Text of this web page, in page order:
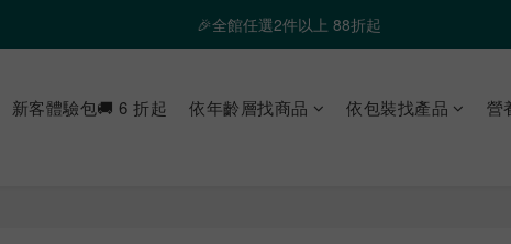
❤️ 霸氣優惠 滿額最高折888 👉去逛逛
🎉全館任選2件以上 88折起
新客體驗包🚚 6 折起 依年齡層找商品 依包裝找產品 營